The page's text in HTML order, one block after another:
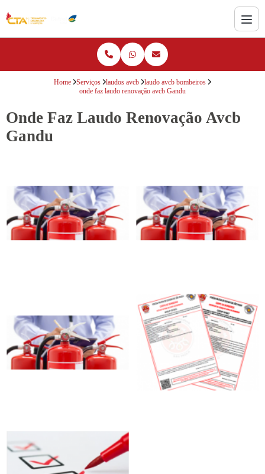
Home Serviços laudos avcb
laudo avcb bombeiros
onde faz laudo renovação avcb Gandu
Onde Faz Laudo Renovação Avcb
Gandu